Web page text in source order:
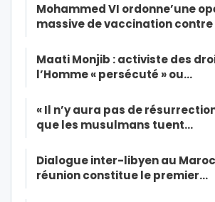
Mohammed VI ordonne’une
massive de vaccination
Maati Monjib : activiste des
l’Homme « persécuté » ou…
« Il n’y aura pas de
que les musulmans tuent…
Dialogue inter-libyen au
réunion constitue le premier…